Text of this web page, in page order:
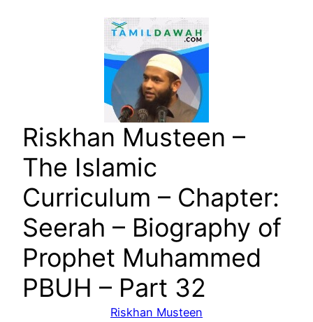
Riskhan Musteen –
The Islamic
Curriculum – Chapter:
Seerah – Biography of
Prophet Muhammed
PBUH – Part 32
Riskhan Musteen